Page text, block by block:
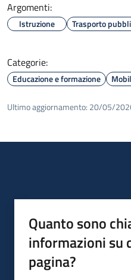
Argomenti:
Istruzione Trasporto
Categorie:
Educazione e formazione
Ultimo aggiornamento: 20/05/
Quanto sono
informazioni su
pagina?